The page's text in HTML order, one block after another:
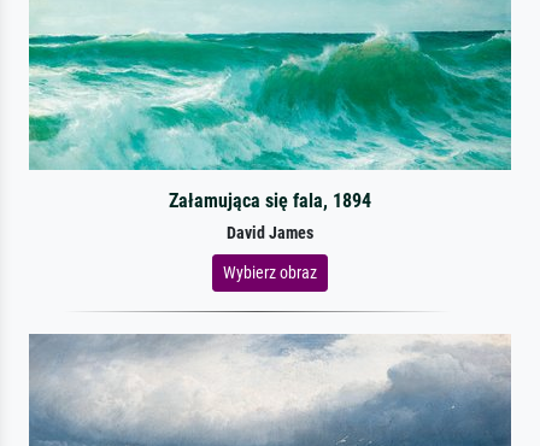
Załamująca się fala, 1894
David James
Wybierz obraz